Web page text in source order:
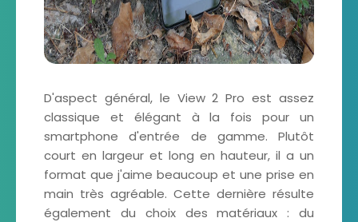
D'aspect général, le View 2 Pro est assez
classique et élégant à la fois pour un
smartphone d'entrée de gamme. Plutôt
court en largeur et long en hauteur, il a un
format que j'aime beaucoup et une prise en
main très agréable. Cette dernière résulte
également du choix des matériaux : du